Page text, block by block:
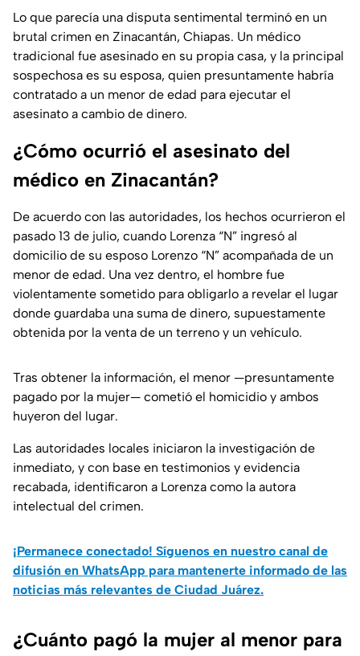
Lo que parecía una disputa sentimental terminó en un
brutal crimen en Zinacantán, Chiapas. Un médico
tradicional fue asesinado en su propia casa, y la principal
sospechosa es su esposa, quien presuntamente habría
contratado a un menor de edad para ejecutar el
asesinato a cambio de dinero.
¿Cómo ocurrió el asesinato del
médico en Zinacantán?
De acuerdo con las autoridades, los hechos ocurrieron el
pasado 13 de julio, cuando Lorenza “N” ingresó al
domicilio de su esposo Lorenzo “N” acompañada de un
menor de edad. Una vez dentro, el hombre fue
violentamente sometido para obligarlo a revelar el lugar
donde guardaba una suma de dinero, supuestamente
obtenida por la venta de un terreno y un vehículo.
Tras obtener la información, el menor —presuntamente
pagado por la mujer— cometió el homicidio y ambos
huyeron del lugar.
Las autoridades locales iniciaron la investigación de
inmediato, y con base en testimonios y evidencia
recabada, identificaron a Lorenza como la autora
intelectual del crimen.
¡Permanece conectado! Síguenos en nuestro canal de
difusión en WhatsApp para mantenerte informado de las
noticias más relevantes de Ciudad Juárez.
¿Cuánto pagó la mujer al menor para